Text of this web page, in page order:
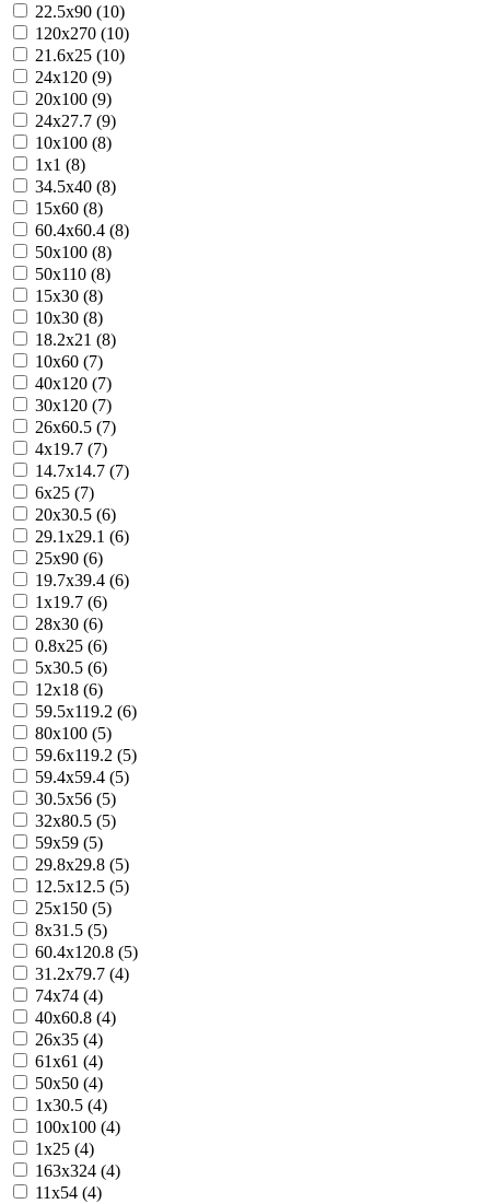
22.5x90 (10)
120x270 (10)
21.6x25 (10)
24x120 (9)
20x100 (9)
24x27.7 (9)
10x100 (8)
1x1 (8)
34.5x40 (8)
15x60 (8)
60.4x60.4 (8)
50x100 (8)
50x110 (8)
15x30 (8)
10x30 (8)
18.2x21 (8)
10x60 (7)
40x120 (7)
30x120 (7)
26x60.5 (7)
4x19.7 (7)
14.7x14.7 (7)
6x25 (7)
20x30.5 (6)
29.1x29.1 (6)
25x90 (6)
19.7x39.4 (6)
1x19.7 (6)
28x30 (6)
0.8x25 (6)
5x30.5 (6)
12x18 (6)
59.5x119.2 (6)
80x100 (5)
59.6x119.2 (5)
59.4x59.4 (5)
30.5x56 (5)
32x80.5 (5)
59x59 (5)
29.8x29.8 (5)
12.5x12.5 (5)
25x150 (5)
8x31.5 (5)
60.4x120.8 (5)
31.2x79.7 (4)
74x74 (4)
40x60.8 (4)
26x35 (4)
61x61 (4)
50x50 (4)
1x30.5 (4)
100x100 (4)
1x25 (4)
163x324 (4)
11x54 (4)